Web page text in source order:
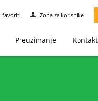
favoriti Zona za korisnike
Preuzimanje Kontakt